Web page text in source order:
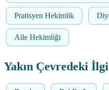
Pratisyen Hekimlik
Aile Hekimliği
Yakın Çevredeki